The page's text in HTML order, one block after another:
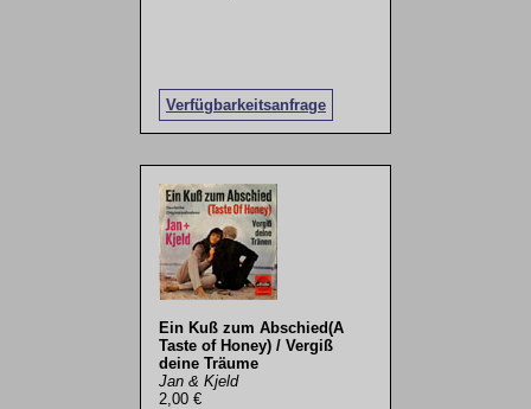
Verfügbarkeitsanfrage
Ein Kuß zum Abschied(A
Taste of Honey) / Vergiß
deine Träume
Jan & Kjeld
2,00 €